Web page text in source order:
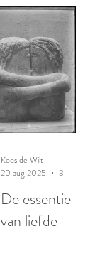
De essentie
van liefde
Koos de Wilt
20 aug 2025